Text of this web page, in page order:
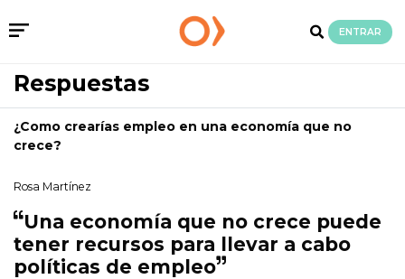
ENTRAR
Respuestas
¿Como crearías empleo en una economía que no
crece?
Rosa Martínez
Una economía que no crece puede
tener recursos para llevar a cabo
políticas de empleo